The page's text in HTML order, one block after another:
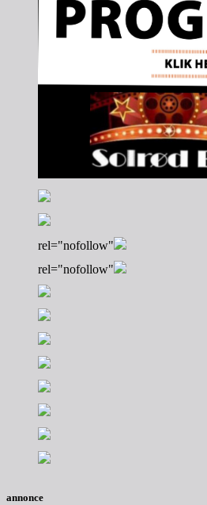
rel="nofollow"
rel="nofollow"
annonce